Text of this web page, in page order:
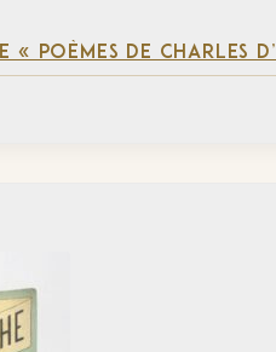
« POÈMES DE CHARLES